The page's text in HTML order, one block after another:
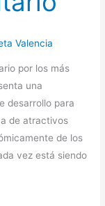
Valencia
por los más
una
desarrollo para
de atractivos
de los
vez está siendo